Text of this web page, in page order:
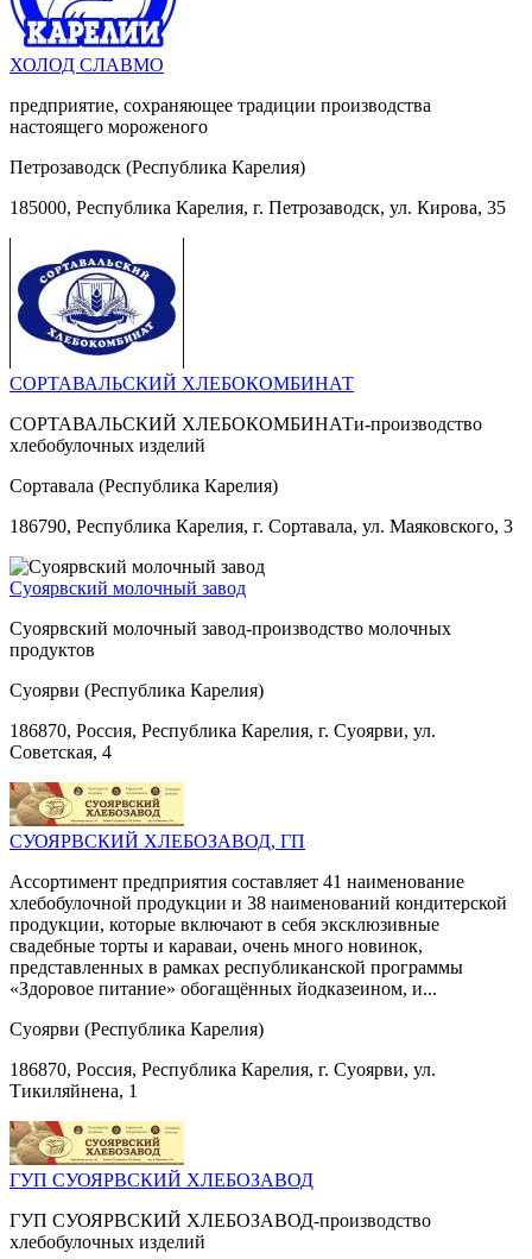
ХОЛОД СЛАВМО
предприятие, сохраняющее традиции производства
настоящего мороженого
Петрозаводск (Республика Карелия)
185000, Республика Карелия, г. Петрозаводск, ул. Кирова, 35
СОРТАВАЛЬСКИЙ ХЛЕБОКОМБИНАТ
СОРТАВАЛЬСКИЙ ХЛЕБОКОМБИНАТи-производство
хлебобулочных изделий
Сортавала (Республика Карелия)
186790, Республика Карелия, г. Сортавала, ул. Маяковского, 3
Суоярвский молочный завод
Суоярвский молочный завод-производство молочных
продуктов
Суоярви (Республика Карелия)
186870, Россия, Республика Карелия, г. Суоярви, ул.
Советская, 4
СУОЯРВСКИЙ ХЛЕБОЗАВОД, ГП
Ассортимент предприятия составляет 41 наименование
хлебобулочной продукции и 38 наименований кондитерской
продукции, которые включают в себя эксклюзивные
свадебные торты и караваи, очень много новинок,
представленных в рамках республиканской программы
«Здоровое питание» обогащённых йодказеином, и...
Суоярви (Республика Карелия)
186870, Россия, Республика Карелия, г. Суоярви, ул.
Тикиляйнена, 1
ГУП СУОЯРВСКИЙ ХЛЕБОЗАВОД
ГУП СУОЯРВСКИЙ ХЛЕБОЗАВОД-производство
хлебобулочных изделий